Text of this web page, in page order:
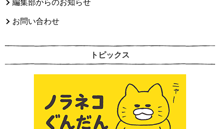
編集部からのお知らせ
お問い合わせ
トピックス